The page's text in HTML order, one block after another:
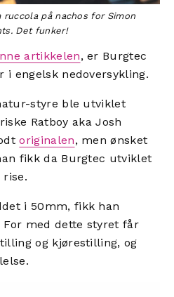
på nachos for Simon
Det funker!
artikkelen, er Burgtec
engelsk nedoversykling.
styre ble utviklet
Ratboy aka Josh
originalen, men ønsket
fikk da Burgtec utviklet
rise.
i 50mm, fikk han
For med dette styret får
og kjørestilling, og